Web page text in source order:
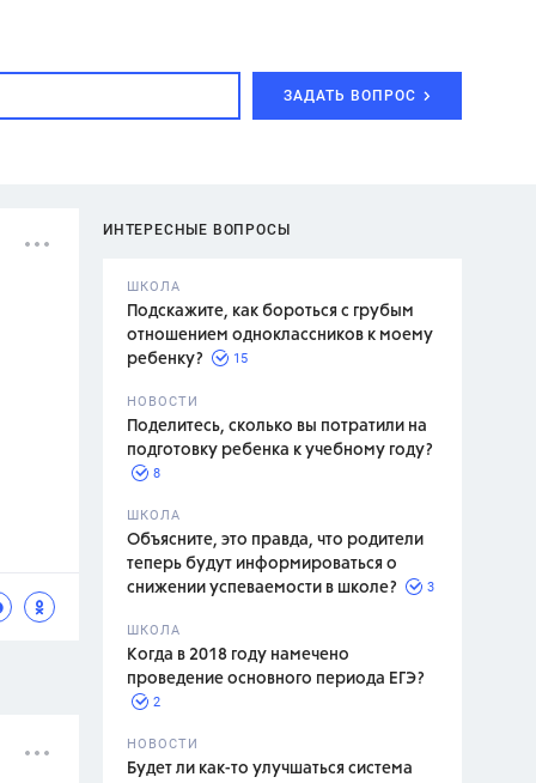
ЗАДАТЬ ВОПРОС
ИНТЕРЕСНЫЕ ВОПРОСЫ
ШКОЛА
Подскажите, как бороться с грубым
отношением одноклассников к моему
ребенку?
15
НОВОСТИ
Поделитесь, сколько вы потратили на
подготовку ребенка к учебному году?
8
ШКОЛА
Объясните, это правда, что родители
теперь будут информироваться о
снижении успеваемости в школе?
3
ШКОЛА
Когда в 2018 году намечено
проведение основного периода ЕГЭ?
2
НОВОСТИ
Будет ли как-то улучшаться система